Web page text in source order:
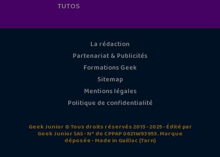
TUTOS
La rédaction
Partenariat & Publicités
Formations Geek
Sitemap
Mentions légales
Politique de confidentialité
Geek Junior © Tous droits réservés 2015 - 2025 - Édité par
Geek Junior SAS - N° de CPPAP 0621W93953. Marque
déposée - Made in Gaillac (Tarn)